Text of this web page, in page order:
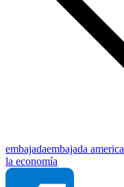
embajadaembajada
la economía